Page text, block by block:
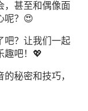
，甚至和偶像面
呢？😍
吧？让我们一起
趣吧！💖
秘密和技巧，